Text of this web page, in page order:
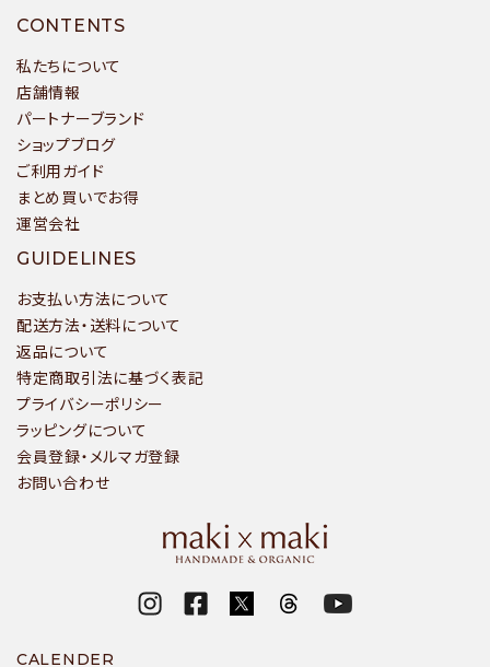
CONTENTS
私たちについて
店舗情報
パートナーブランド
ショップブログ
ご利用ガイド
まとめ買いでお得
運営会社
GUIDELINES
お支払い方法について
配送方法・送料について
返品について
特定商取引法に基づく表記
プライバシーポリシー
ラッピングについて
会員登録・メルマガ登録
お問い合わせ
CALENDER